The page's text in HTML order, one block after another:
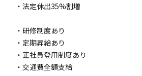
・法定休出35%割増
・研修制度あり
・定期昇給あり
・正社員登用制度あり
・交通費全額支給